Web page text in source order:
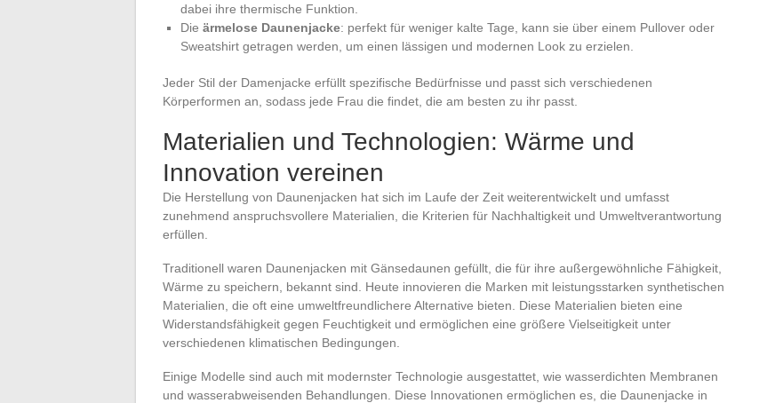
dabei ihre thermische Funktion.
Die ärmelose Daunenjacke: perfekt für weniger kalte Tage, kann sie über einem Pullover oder
Sweatshirt getragen werden, um einen lässigen und modernen Look zu erzielen.
Jeder Stil der Damenjacke erfüllt spezifische Bedürfnisse und passt sich verschiedenen
Körperformen an, sodass jede Frau die findet, die am besten zu ihr passt.
Materialien und Technologien: Wärme und
Innovation vereinen
Die Herstellung von Daunenjacken hat sich im Laufe der Zeit weiterentwickelt und umfasst
zunehmend anspruchsvollere Materialien, die Kriterien für Nachhaltigkeit und Umweltverantwortung
erfüllen.
Traditionell waren Daunenjacken mit Gänsedaunen gefüllt, die für ihre außergewöhnliche Fähigkeit,
Wärme zu speichern, bekannt sind. Heute innovieren die Marken mit leistungsstarken synthetischen
Materialien, die oft eine umweltfreundlichere Alternative bieten. Diese Materialien bieten eine
Widerstandsfähigkeit gegen Feuchtigkeit und ermöglichen eine größere Vielseitigkeit unter
verschiedenen klimatischen Bedingungen.
Einige Modelle sind auch mit modernster Technologie ausgestattet, wie wasserdichten Membranen
und wasserabweisenden Behandlungen. Diese Innovationen ermöglichen es, die Daunenjacke in